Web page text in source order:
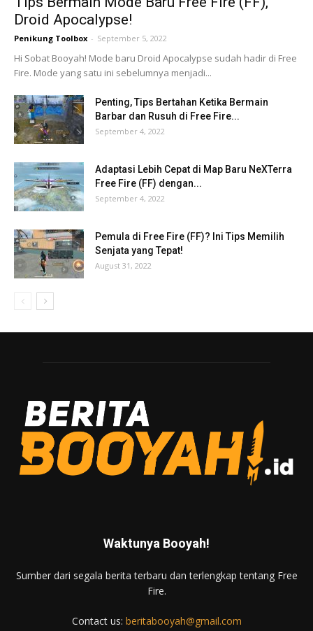
Droid Apocalypse!
Penikung Toolbox - September 5, 2022
Hi Sobat Booyah! Mode baru Droid Apocalypse sudah hadir di Free
Fire. Mode yang satu ini sebelumnya menjadi...
Penting, Tips Bertahan Ketika Bermain
Barbar dan Rusuh di Free Fire...
September 4, 2022
Adaptasi Lebih Cepat di Map Baru NeXTerra
Free Fire (FF) dengan...
September 4, 2022
Pemula di Free Fire (FF)? Ini Tips Memilih
Senjata yang Tepat!
August 31, 2022
Waktunya Booyah!
Sumber dari segala berita terbaru dan terlengkap tentang Free
Fire.
Contact us: beritabooyah@gmail.com